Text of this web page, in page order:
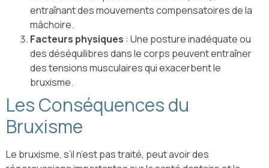
entraînant des mouvements compensatoires de la
mâchoire.
Facteurs physiques : Une posture inadéquate ou
des déséquilibres dans le corps peuvent entraîner
des tensions musculaires qui exacerbent le
bruxisme.
Les Conséquences du
Bruxisme
Le bruxisme, s’il n’est pas traité, peut avoir des